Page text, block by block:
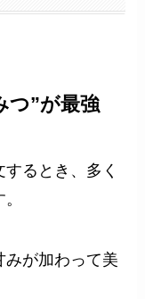
つ”が最強
るとき、多く
みが加わって美